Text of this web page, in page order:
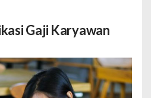
Gaji Karyawan